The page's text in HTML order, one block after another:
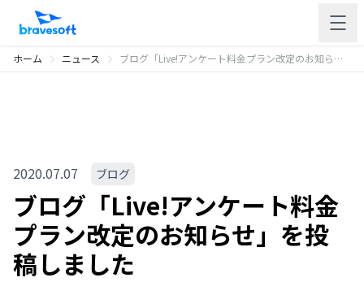
ホーム ニュース ブログ「Live!アンケート料金プラン改定のお知らせ」を投稿しました
2020.07.07 ブログ
ブログ「Live!アンケート料金
プラン改定のお知らせ」を投
稿しました